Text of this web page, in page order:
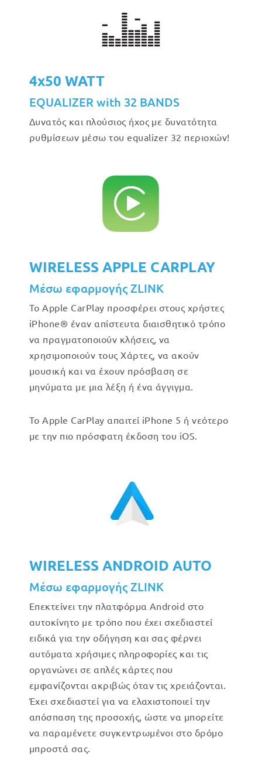
4x50 WATT
EQUALIZER with 32 BANDS
Δυνατός και πλούσιος ήχος με δυνατότητα
ρυθμίσεων μέσω του equalizer 32 περιοχών!
WIRELESS APPLE CARPLAY
Μέσω εφαρμογής ZLINK
Το Apple CarPlay προσφέρει στους χρήστες
iPhone® έναν απίστευτα διαισθητικό τρόπο
να πραγματοποιούν κλήσεις, να
χρησιμοποιούν τους Χάρτες, να ακούν
μουσική και να έχουν πρόσβαση σε
μηνύματα με μια λέξη ή ένα άγγιγμα.
Το Apple CarPlay απαιτεί iPhone 5 ή νεότερο
με την πιο πρόσφατη έκδοση του iOS.
WIRELESS ANDROID AUTO
Μέσω εφαρμογής ZLINK
Επεκτείνει την πλατφόρμα Android στο
αυτοκίνητο με τρόπο που έχει σχεδιαστεί
ειδικά για την οδήγηση και σας φέρνει
αυτόματα χρήσιμες πληροφορίες και τις
οργανώνει σε απλές κάρτες που
εμφανίζονται ακριβώς όταν τις χρειάζονται.
Έχει σχεδιαστεί για να ελαχιστοποιεί την
απόσπαση της προσοχής, ώστε να μπορείτε
να παραμένετε συγκεντρωμένοι στο δρόμο
μπροστά σας.